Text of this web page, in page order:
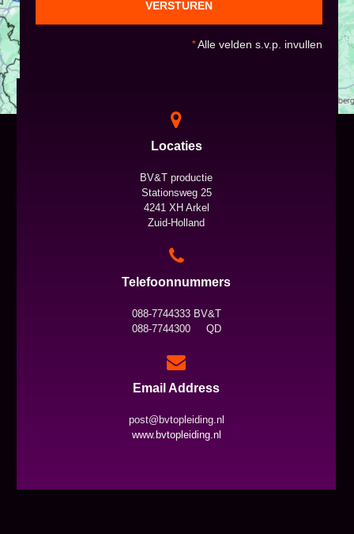
VERSTUREN
*Alle velden s.v.p. invullen
Locaties
BV&T productie
Stationsweg 25
4241 XH Arkel
Zuid-Holland
Telefoonnummers
088-7744333 BV&T
088-7744300 QD
Email Address
post@bvtopleiding.nl
www.bvtopleiding.nl